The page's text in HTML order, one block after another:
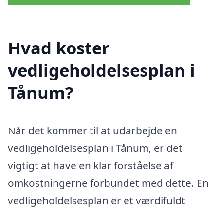
Hvad koster
vedligeholdelsesplan i
Tånum?
Når det kommer til at udarbejde en
vedligeholdelsesplan i Tånum, er det
vigtigt at have en klar forståelse af
omkostningerne forbundet med dette. En
vedligeholdelsesplan er et værdifuldt